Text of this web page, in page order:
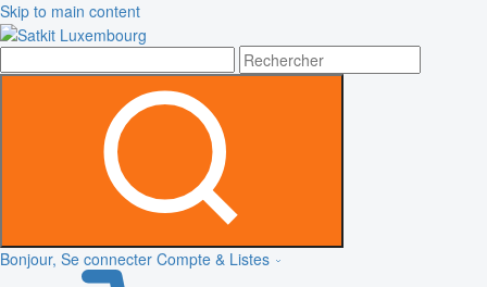
Skip to main content
Bonjour, Se connecter Compte & Listes